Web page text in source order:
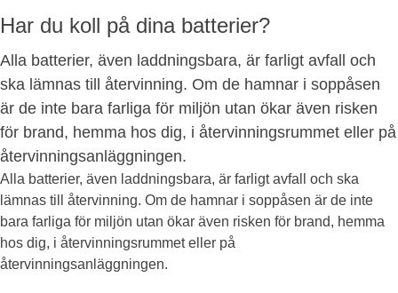
Har du koll på dina batterier?
Alla batterier, även laddningsbara, är farligt avfall och
ska lämnas till återvinning. Om de hamnar i soppåsen
är de inte bara farliga för miljön utan ökar även risken
för brand, hemma hos dig, i återvinningsrummet eller på
återvinningsanläggningen.
Alla batterier, även laddningsbara, är farligt avfall och ska
lämnas till återvinning. Om de hamnar i soppåsen är de inte
bara farliga för miljön utan ökar även risken för brand, hemma
hos dig, i återvinningsrummet eller på
återvinningsanläggningen.